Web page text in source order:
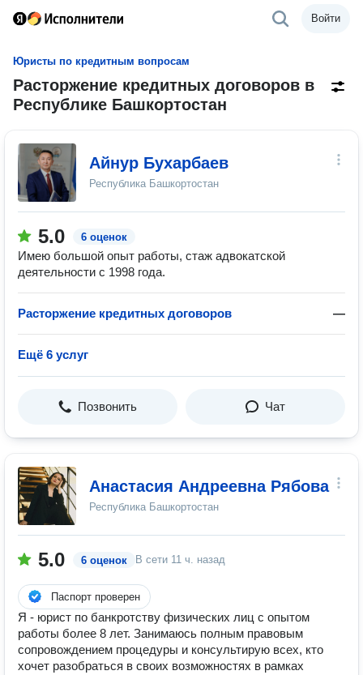
Войти
Юристы по кредитным вопросам
Расторжение кредитных договоров в
Республике Башкортостан
Айнур Бухарбаев
Республика Башкортостан
5.0 6 оценок
Имею большой опыт работы, стаж адвокатской
деятельности с 1998 года.
Расторжение кредитных договоров —
Ещё 6 услуг
Позвонить Чат
Анастасия Андреевна Рябова
Республика Башкортостан
5.0 6 оценок В сети 11 ч. назад
Паспорт проверен
Я - юрист по банкротству физических лиц с опытом
работы более 8 лет. Занимаюсь полным правовым
сопровождением процедуры и консультирую всех, кто
хочет разобраться в своих возможностях в рамках